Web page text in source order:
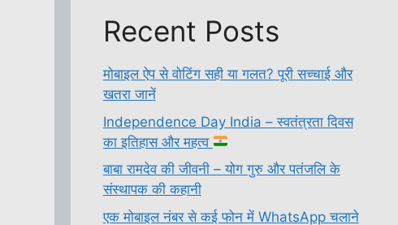
Recent Posts
मोबाइल ऐप से वोटिंग सही या गलत? पूरी सच्चाई और
खतरा जानें
Independence Day India – स्वतंत्रता दिवस
का इतिहास और महत्व
बाबा रामदेव की जीवनी – योग गुरु और पतंजलि के
संस्थापक की कहानी
एक मोबाइल नंबर से कई फोन में WhatsApp चलाने